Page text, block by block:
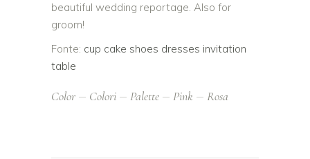
beautiful wedding reportage. Also for
groom!
Fonte: cup cake shoes dresses invitation
table
Color Colori Palette Pink Rosa